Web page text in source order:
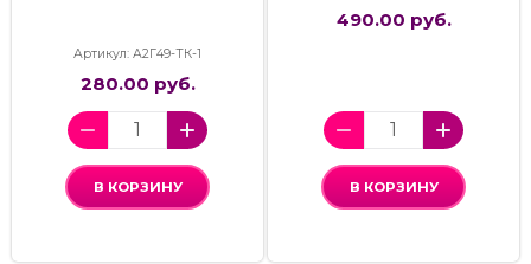
Артикул: А2Г49-ТК-1
280.00 руб.
В КОРЗИНУ
490.00 руб.
В КОРЗИНУ